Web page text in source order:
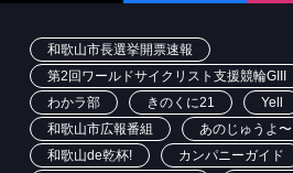
和歌山市長選挙開票速報
第2回ワールドサイクリスト支援競輪GIII
わかラ部
きのくに21 Yell
和歌山市広報番組
あのじゅうよ〜
和歌山de乾杯!
カンパニーガイド